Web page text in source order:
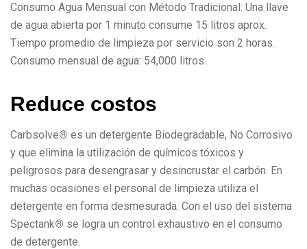
Consumo Agua Mensual con Método Tradicional: Una llave
de agua abierta por 1 minuto consume 15 litros aprox.
Tiempo promedio de limpieza por servicio son 2 horas.
Consumo mensual de agua: 54,000 litros.
Reduce costos
Carbsolve® es un detergente Biodegradable, No Corrosivo
y que elimina la utilización de químicos tóxicos y
peligrosos para desengrasar y desincrustar el carbón. En
muchas ocasiones el personal de limpieza utiliza el
detergente en forma desmesurada. Con el uso del sistema
Spectank® se logra un control exhaustivo en el consumo
de detergente.